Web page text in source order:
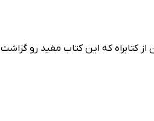
کتابراه که این کتاب مفید رو گزاشت